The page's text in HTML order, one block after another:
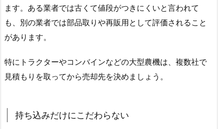
ます。ある業者では古くて値段がつきにくいと言われて
も、別の業者では部品取りや再販用として評価されること
があります。
特にトラクターやコンバインなどの大型農機は、複数社で
見積もりを取ってから売却先を決めましょう。
持ち込みだけにこだわらない